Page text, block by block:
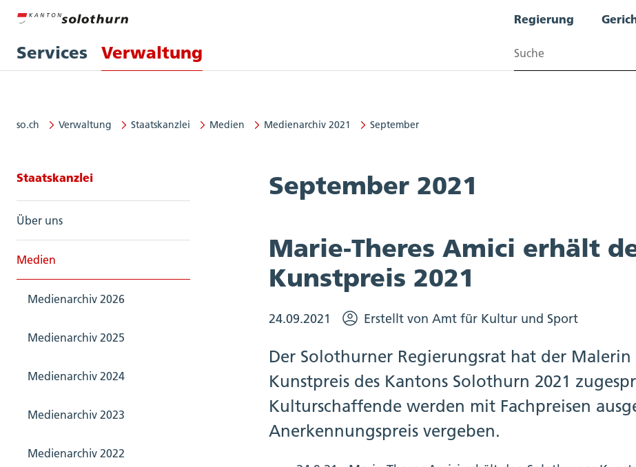
Services Verwaltung
Regierung
Suchen
so.ch Verwaltung Staatskanzlei Medien Medienarchiv 2021 September
Seitennavigation: Staatskanzlei
Staatskanzlei
Über uns
Medien
Medienarchiv 2026
Medienarchiv 2025
Medienarchiv 2024
Medienarchiv 2023
Medienarchiv 2022
September 2021
Marie-Theres Amici erhält
Kunstpreis 2021
24.09.2021 Erstellt von Amt für Kultur und Sport
Der Solothurner Regierungsrat hat der Malerin
Kunstpreis des Kantons Solothurn 2021
Kulturschaffende werden mit Fachpreisen
Anerkennungspreis vergeben.